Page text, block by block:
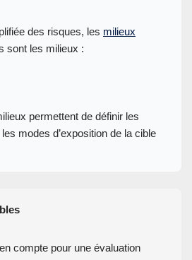
des risques, les milieux
sont les milieux :
permettent de définir les
modes d’exposition de la cible
compte pour une évaluation